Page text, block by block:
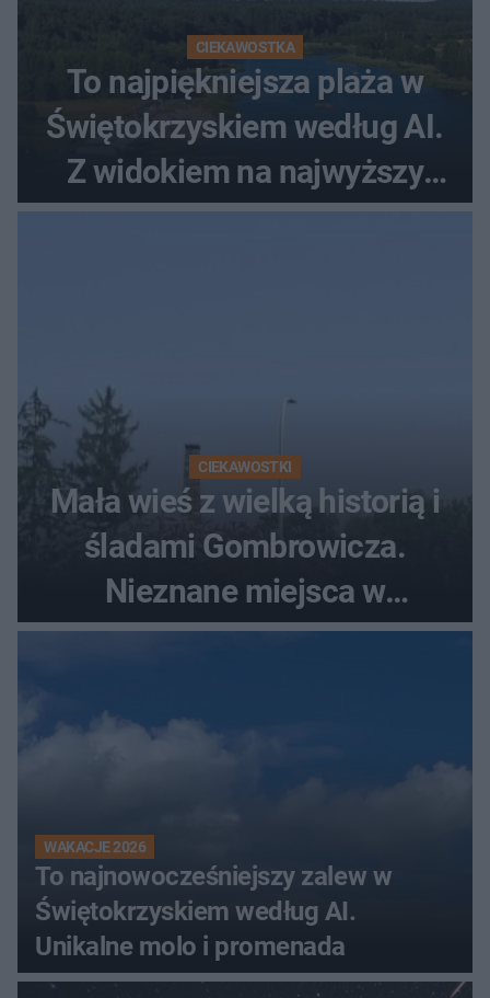
CIEKAWOSTKA
To najpiękniejsza plaża w
Świętokrzyskiem według AI.
Z widokiem na najwyższy
szczyt Gór Świętokrzyskich
CIEKAWOSTKI
Mała wieś z wielką historią i
śladami Gombrowicza.
Nieznane miejsca w
Świętokrzyskiem
WAKACJE 2026
To najnowocześniejszy zalew w
Świętokrzyskiem według AI.
Unikalne molo i promenada